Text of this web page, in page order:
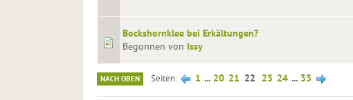
Bockshornklee bei Erkältungen?
Begonnen von Issy
NACH OBEN Seiten 1 ... 20 21 22 23 24 ... 33